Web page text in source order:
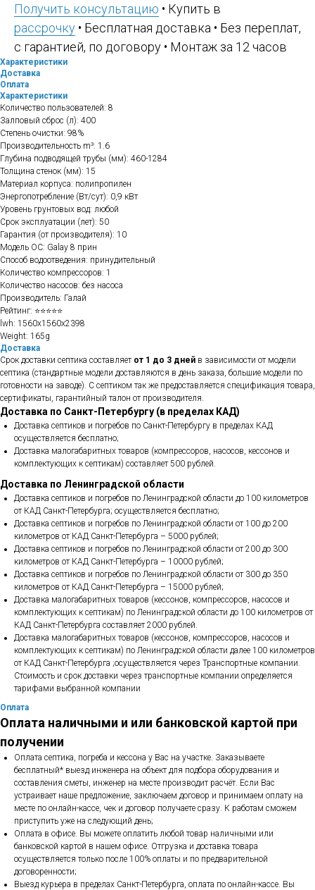
Получить консультацию • Купить в
рассрочку • Бесплатная доставка • Без переплат,
с гарантией, по договору • Монтаж за 12 часов
Характеристики
Доставка
Оплата
Характеристики
Количество пользователей: 8
Залповый сброс (л): 400
Степень очистки: 98%
Производительность m³: 1.6
Глубина подводящей трубы (мм): 460-1284
Толщина стенок (мм): 15
Материал корпуса: полипропилен
Энергопотребление (Вт/сут): 0,9 кВт
Уровень грунтовых вод: любой
Срок эксплуатации (лет): 50
Гарантия (от производителя): 10
Модель ОС: Galay 8 прин
Способ водоотведения: принудительный
Количество компрессоров: 1
Количество насосов: без насоса
Производитель: Галай
Рейтинг: ⭐⭐⭐⭐⭐
lwh: 1560x1560x2398
Weight: 165g
Доставка
Срок доставки септика составляет от 1 до 3 дней в зависимости от модели
септика (стандартные модели доставляются в день заказа, большие модели по
готовности на заводе). С септиком так же предоставляется спецификация товара,
сертификаты, гарантийный талон от производителя.
Доставка по Санкт-Петербургу (в пределах КАД)
Доставка септиков и погребов по Санкт-Петербургу в пределах КАД
осуществляется бесплатно;
Доставка малогабаритных товаров (компрессоров, насосов, кессонов и
комплектующих к септикам) составляет 500 рублей.
Доставка по Ленинградской области
Доставка септиков и погребов по Ленинградской области до 100 километров
от КАД Санкт-Петербурга; осуществляется бесплатно;
Доставка септиков и погребов по Ленинградской области от 100 до 200
километров от КАД Санкт-Петербурга – 5000 рублей;
Доставка септиков и погребов по Ленинградской области от 200 до 300
километров от КАД Санкт-Петербурга – 10000 рублей;
Доставка септиков и погребов по Ленинградской области от 300 до 350
километров от КАД Санкт-Петербурга – 15000 рублей;
Доставка малогабаритных товаров (кессонов, компрессоров, насосов и
комплектующих к септикам) по Ленинградской области до 100 километров от
КАД Санкт-Петербурга составляет 2000 рублей.
Доставка малогабаритных товаров (кессонов, компрессоров, насосов и
комплектующих к септикам) по Ленинградской области далее 100 километров
от КАД Санкт-Петербурга ;осуществляется через Транспортные компании.
Стоимость и срок доставки через транспортные компании определяется
тарифами выбранной компании
Оплата
Оплата наличными и или банковской картой при
получении
Оплата септика, погреба и кессона у Вас на участке. Заказываете
бесплатный* выезд инженера на объект для подбора оборудования и
составления сметы, инженер на месте производит расчёт. Если Вас
устраивает наше предложение, заключаем договор и принимаем оплату на
месте по онлайн-кассе, чек и договор получаете сразу. К работам сможем
приступить уже на следующий день;
Оплата в офисе. Вы можете оплатить любой товар наличными или
банковской картой в нашем офисе. Отгрузка и доставка товара
осуществляется только после 100% оплаты и по предварительной
договоренности;
Выезд курьера в пределах Санкт-Петербурга, оплата по онлайн-кассе. Вы